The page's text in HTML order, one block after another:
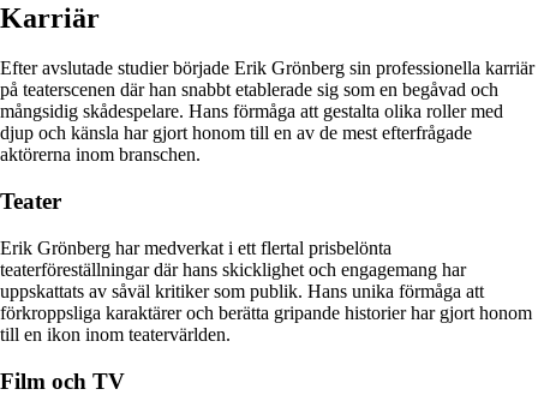
Karriär
Efter avslutade studier började Erik Grönberg sin professionella karriär
på teaterscenen där han snabbt etablerade sig som en begåvad och
mångsidig skådespelare. Hans förmåga att gestalta olika roller med
djup och känsla har gjort honom till en av de mest efterfrågade
aktörerna inom branschen.
Teater
Erik Grönberg har medverkat i ett flertal prisbelönta
teaterföreställningar där hans skicklighet och engagemang har
uppskattats av såväl kritiker som publik. Hans unika förmåga att
förkroppsliga karaktärer och berätta gripande historier har gjort honom
till en ikon inom teatervärlden.
Film och TV